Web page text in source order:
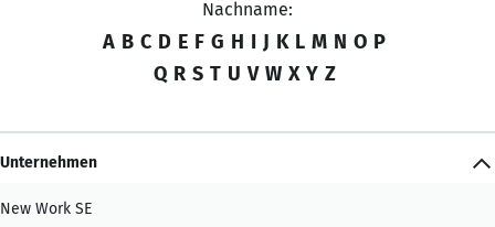
Nachname:
A B C D E F G H I J K L M N O P
Q R S T U V W X Y Z
Unternehmen
New Work SE